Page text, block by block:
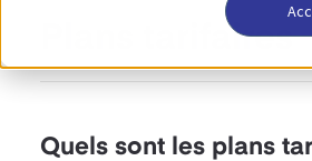
Plans tarifaires
Quels sont les plans